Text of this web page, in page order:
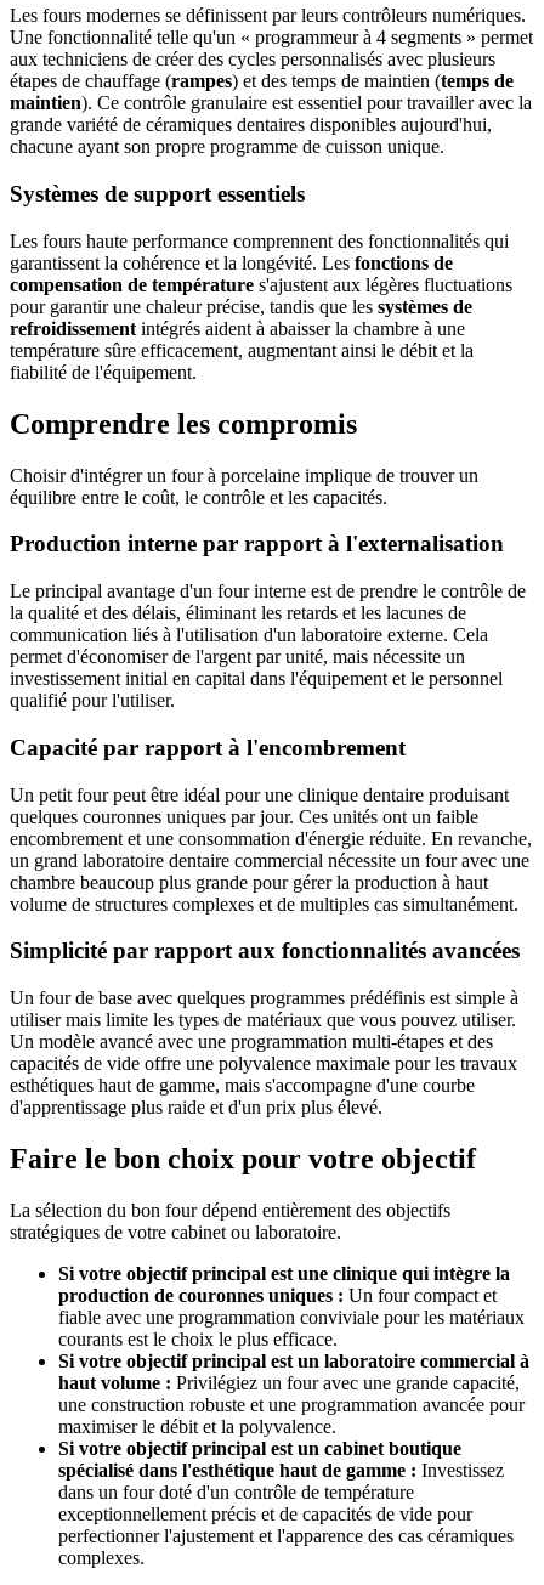
Les fours modernes se définissent par leurs contrôleurs numériques.
Une fonctionnalité telle qu'un « programmeur à 4 segments » permet
aux techniciens de créer des cycles personnalisés avec plusieurs
étapes de chauffage (rampes) et des temps de maintien (temps de
maintien). Ce contrôle granulaire est essentiel pour travailler avec la
grande variété de céramiques dentaires disponibles aujourd'hui,
chacune ayant son propre programme de cuisson unique.
Systèmes de support essentiels
Les fours haute performance comprennent des fonctionnalités qui
garantissent la cohérence et la longévité. Les fonctions de
compensation de température s'ajustent aux légères fluctuations
pour garantir une chaleur précise, tandis que les systèmes de
refroidissement intégrés aident à abaisser la chambre à une
température sûre efficacement, augmentant ainsi le débit et la
fiabilité de l'équipement.
Comprendre les compromis
Choisir d'intégrer un four à porcelaine implique de trouver un
équilibre entre le coût, le contrôle et les capacités.
Production interne par rapport à l'externalisation
Le principal avantage d'un four interne est de prendre le contrôle de
la qualité et des délais, éliminant les retards et les lacunes de
communication liés à l'utilisation d'un laboratoire externe. Cela
permet d'économiser de l'argent par unité, mais nécessite un
investissement initial en capital dans l'équipement et le personnel
qualifié pour l'utiliser.
Capacité par rapport à l'encombrement
Un petit four peut être idéal pour une clinique dentaire produisant
quelques couronnes uniques par jour. Ces unités ont un faible
encombrement et une consommation d'énergie réduite. En revanche,
un grand laboratoire dentaire commercial nécessite un four avec une
chambre beaucoup plus grande pour gérer la production à haut
volume de structures complexes et de multiples cas simultanément.
Simplicité par rapport aux fonctionnalités avancées
Un four de base avec quelques programmes prédéfinis est simple à
utiliser mais limite les types de matériaux que vous pouvez utiliser.
Un modèle avancé avec une programmation multi-étapes et des
capacités de vide offre une polyvalence maximale pour les travaux
esthétiques haut de gamme, mais s'accompagne d'une courbe
d'apprentissage plus raide et d'un prix plus élevé.
Faire le bon choix pour votre objectif
La sélection du bon four dépend entièrement des objectifs
stratégiques de votre cabinet ou laboratoire.
Si votre objectif principal est une clinique qui intègre la
production de couronnes uniques : Un four compact et
fiable avec une programmation conviviale pour les matériaux
courants est le choix le plus efficace.
Si votre objectif principal est un laboratoire commercial à
haut volume : Privilégiez un four avec une grande capacité,
une construction robuste et une programmation avancée pour
maximiser le débit et la polyvalence.
Si votre objectif principal est un cabinet boutique
spécialisé dans l'esthétique haut de gamme : Investissez
dans un four doté d'un contrôle de température
exceptionnellement précis et de capacités de vide pour
perfectionner l'ajustement et l'apparence des cas céramiques
complexes.